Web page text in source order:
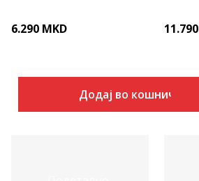
6.290 MKD
Додај во кошничка
11.790